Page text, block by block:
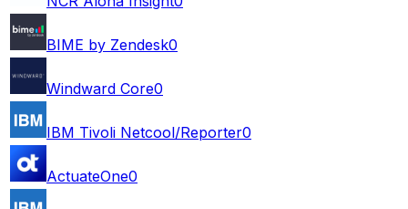
BIME by Zendesk0
Windward Core0
IBM Tivoli Netcool/Reporter0
ActuateOne0